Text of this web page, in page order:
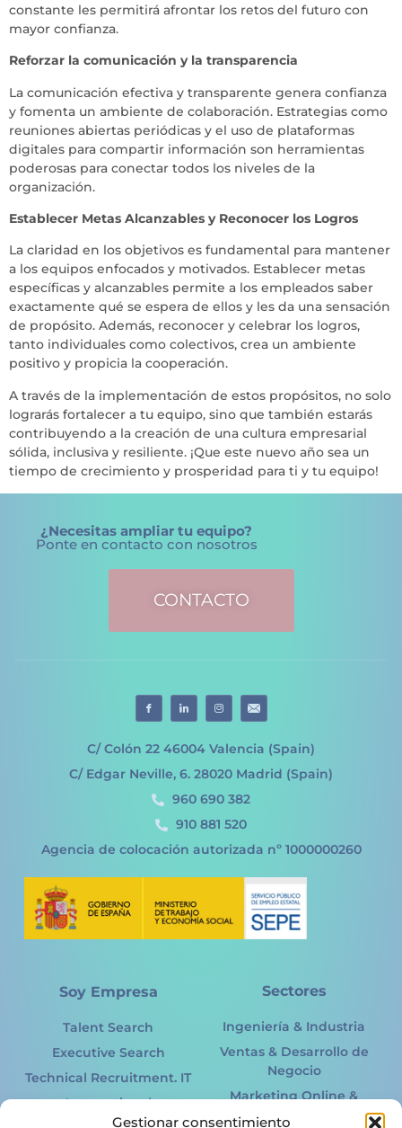
Gestionar consentimiento
constante les permitirá afrontar los retos del futuro con
mayor confianza.
Reforzar la comunicación y la transparencia
La comunicación efectiva y transparente genera confianza
y fomenta un ambiente de colaboración. Estrategias como
reuniones abiertas periódicas y el uso de plataformas
digitales para compartir información son herramientas
poderosas para conectar todos los niveles de la
organización.
Establecer Metas Alcanzables y Reconocer los Logros
La claridad en los objetivos es fundamental para mantener
a los equipos enfocados y motivados. Establecer metas
específicas y alcanzables permite a los empleados saber
exactamente qué se espera de ellos y les da una sensación
de propósito. Además, reconocer y celebrar los logros,
tanto individuales como colectivos, crea un ambiente
positivo y propicia la cooperación.
A través de la implementación de estos propósitos, no solo
lograrás fortalecer a tu equipo, sino que también estarás
contribuyendo a la creación de una cultura empresarial
sólida, inclusiva y resiliente. ¡Que este nuevo año sea un
tiempo de crecimiento y prosperidad para ti y tu equipo!
¿Necesitas ampliar tu equipo?
Ponte en contacto con nosotros
CONTACTO
C/ Colón 22 46004 Valencia (Spain)
C/ Edgar Neville, 6. 28020 Madrid (Spain)
960 690 382
910 881 520
Agencia de colocación autorizada nº 1000000260
Soy Empresa
Talent Search
Executive Search
Technical Recruitment. IT
International
Recruitment
Sectores
Ingeniería & Industria
Ventas & Desarrollo de
Negocio
Marketing Online &
Offline